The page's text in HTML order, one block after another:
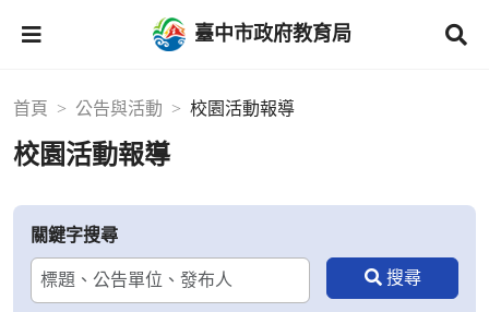
臺中市政府教育局
首頁 公告與活動 校園活動報導
校園活動報導
關鍵字搜尋